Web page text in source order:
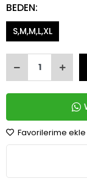
BEDEN:
S,M,M,L,XL
Favorilerime ekle